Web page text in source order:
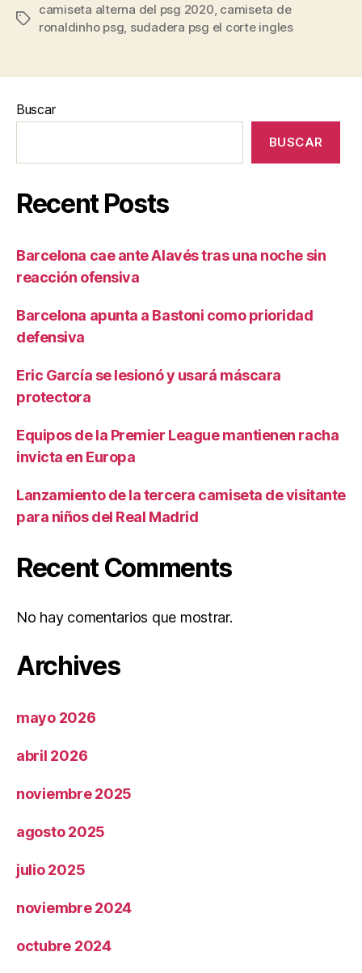
Etiquetas
camiseta alterna del psg 2020, camiseta de
ronaldinho psg, sudadera psg el corte ingles
Buscar
BUSCAR
Recent Posts
Barcelona cae ante Alavés tras una noche sin
reacción ofensiva
Barcelona apunta a Bastoni como prioridad
defensiva
Eric García se lesionó y usará máscara
protectora
Equipos de la Premier League mantienen racha
invicta en Europa
Lanzamiento de la tercera camiseta de visitante
para niños del Real Madrid
Recent Comments
No hay comentarios que mostrar.
Archives
mayo 2026
abril 2026
noviembre 2025
agosto 2025
julio 2025
noviembre 2024
octubre 2024